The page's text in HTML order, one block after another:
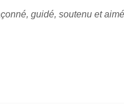
guidé, soutenu et